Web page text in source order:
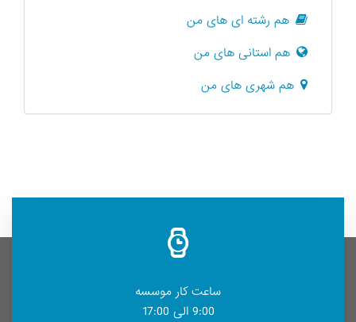
هم رشته ای های من
هم استانی های من
هم شهری های من
ساعت کار موسسه
9:00 الی 17:00